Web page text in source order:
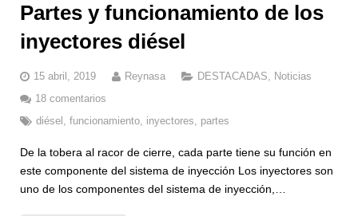
Partes y funcionamiento de los
inyectores diésel
15 abril, 2019 Reynasa DESTACADAS, Noticias
18 comentarios
diésel , funcionamiento, inyectores, partes
De la tobera al racor de cierre, cada parte tiene su función en
este componente del sistema de inyección Los inyectores son
uno de los componentes del sistema de inyección,…